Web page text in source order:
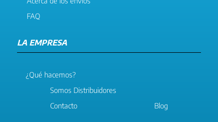
FAQ
LA EMPRESA
¿Qué hacemos?
Somos Distribuidores
Contacto
Blog